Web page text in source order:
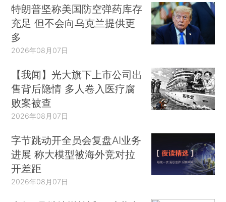
特朗普坚称美国防空弹药库存
充足 但不会向乌克兰提供更
多
2026年08月07日
【我闻】光大旗下上市公司出
售背后隐情 多人卷入医疗腐
败案被查
2026年08月07日
字节跳动开全员会复盘AI业务
进展 称大模型被海外竞对拉
开差距
2026年08月07日